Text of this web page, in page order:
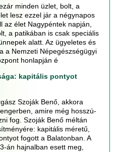
minden üzlet, bolt, a
lesz ezzel jár a négynapos
az élet Nagypéntek napján,
a patikában is csak speciális
alatt. Az ügyeletes és
a Nemzeti Népegészségügyi
honlapján é
kapitális pontyot
Szoják Benő, akkora
amire még hosszú-
fog. Szoják Benő méltán
kapitális méretű,
fogott a Balatonban. A
án hajnalban esett meg,